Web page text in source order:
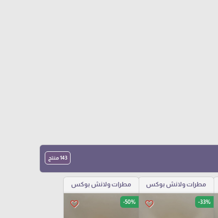
143 منتج
مطرات ولانش بوكس
favorite_border -33%
مطرات ولانش بوكس
favorite_border -50%